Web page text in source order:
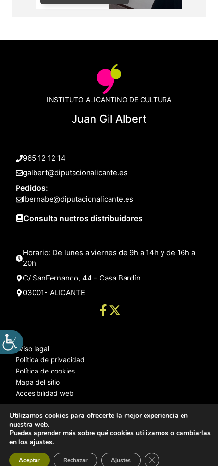
INSTITUTO ALICANTINO DE CULTURA
Juan Gil Albert
965 12 12 14
galbert@diputacionalicante.es
Pedidos:
lbernabe@diputacionalicante.es
Consulta nuetros distribuidores
Horario: De lunes a viernes de 9h a 14h y de 16h a
20h
C/ SanFernando, 44 - Casa Bardín
03001- ALICANTE
Aviso legal
Política de privacidad
Política de cookies
Mapa del sitio
Accesibilidad web
© 2025 Web desarrollada por el Servicio de Informática de Diputación
Utilizamos cookies para ofrecerte la mejor experiencia en
nuestra web.
Puedes aprender más sobre qué cookies utilizamos o cambiarlas
en los ajustes.
Aceptar Rechazar Ajustes Cerrar el banner de